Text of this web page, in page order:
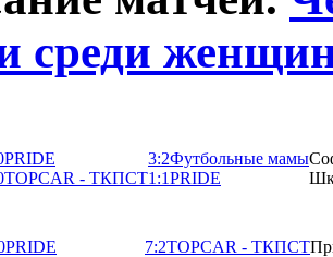
среди
PRIDE 3:2Футбольные мамы
TOPCAR - ТКПСТ1:1PRIDE
PRIDE 7:2TOPCAR - ТКПСТ